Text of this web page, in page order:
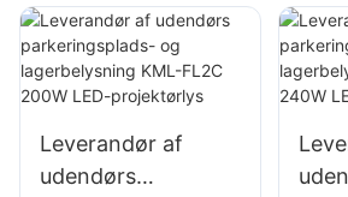
r til udendørs
billboards og store
skiltebelysninger
Leverandør af
udendørs